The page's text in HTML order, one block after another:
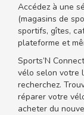
Accédez à une
(magasins de
sportifs, gîtes,
plateforme et
Sports’N
vélo selon votre
recherchez.
réparer votre
acheter du